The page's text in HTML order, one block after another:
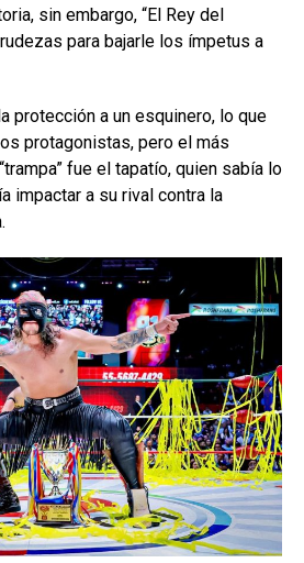
sin embargo, “El Rey del
para bajarle los ímpetus a
protección a un esquinero, lo que
protagonistas, pero el más
fue el tapatío, quien sabía lo
impactar a su rival contra la